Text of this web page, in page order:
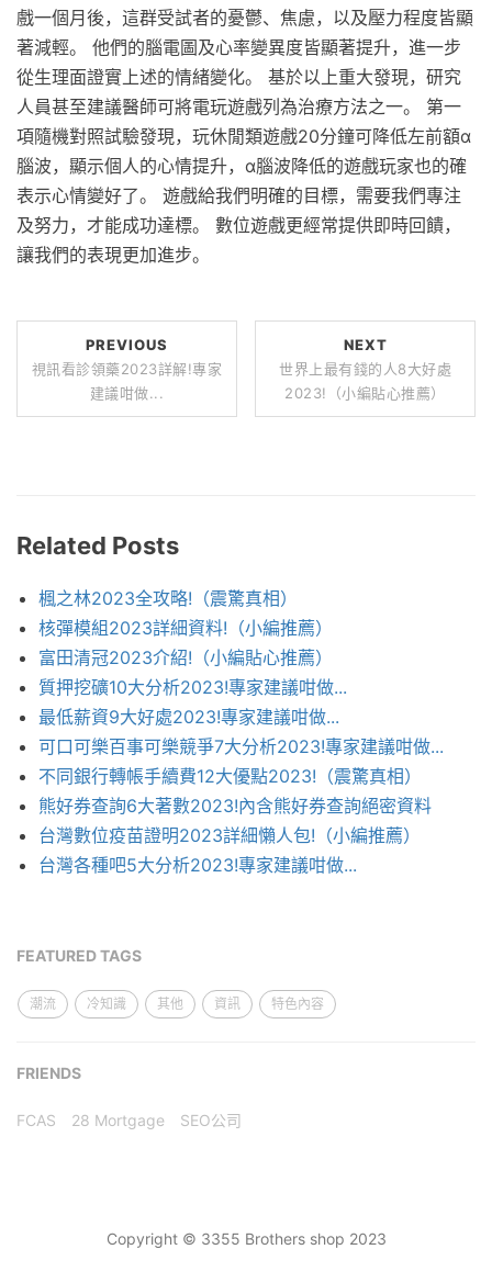
戲一個月後，這群受試者的憂鬱、焦慮，以及壓力程度皆顯
著減輕。 他們的腦電圖及心率變異度皆顯著提升，進一步
從生理面證實上述的情緒變化。 基於以上重大發現，研究
人員甚至建議醫師可將電玩遊戲列為治療方法之一。 第一
項隨機對照試驗發現，玩休閒類遊戲20分鐘可降低左前額α
腦波，顯示個人的心情提升，α腦波降低的遊戲玩家也的確
表示心情變好了。 遊戲給我們明確的目標，需要我們專注
及努力，才能成功達標。 數位遊戲更經常提供即時回饋，
讓我們的表現更加進步。
PREVIOUS
視訊看診領藥2023詳解!專家
建議咁做...
NEXT
世界上最有錢的人8大好處
2023!（小編貼心推薦）
Related Posts
楓之林2023全攻略!（震驚真相）
核彈模組2023詳細資料!（小編推薦）
富田清冠2023介紹!（小編貼心推薦）
質押挖礦10大分析2023!專家建議咁做...
最低薪資9大好處2023!專家建議咁做...
可口可樂百事可樂競爭7大分析2023!專家建議咁做...
不同銀行轉帳手續費12大優點2023!（震驚真相）
熊好券查詢6大著數2023!內含熊好券查詢絕密資料
台灣數位疫苗證明2023詳細懶人包!（小編推薦）
台灣各種吧5大分析2023!專家建議咁做...
FEATURED TAGS
潮流 冷知識 其他 資訊 特色內容
FRIENDS
FCAS 28 Mortgage SEO公司
Copyright © 3355 Brothers shop 2023